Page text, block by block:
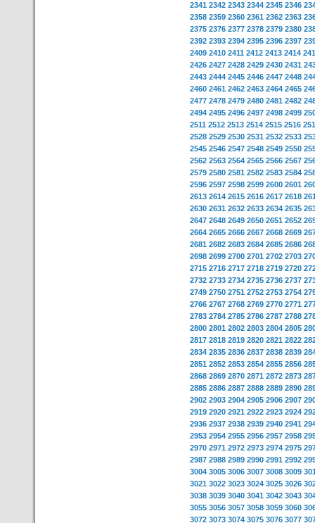
2341 2342 2343 2344 2345 2346
2358 2359 2360 2361 2362 2363
2375 2376 2377 2378 2379 2380
2392 2393 2394 2395 2396 2397
2409 2410 2411 2412 2413 2414
2426 2427 2428 2429 2430 2431
2443 2444 2445 2446 2447 2448
2460 2461 2462 2463 2464 2465
2477 2478 2479 2480 2481 2482
2494 2495 2496 2497 2498 2499
2511 2512 2513 2514 2515 2516
2528 2529 2530 2531 2532 2533
2545 2546 2547 2548 2549 2550
2562 2563 2564 2565 2566 2567
2579 2580 2581 2582 2583 2584
2596 2597 2598 2599 2600 2601
2613 2614 2615 2616 2617 2618
2630 2631 2632 2633 2634 2635
2647 2648 2649 2650 2651 2652
2664 2665 2666 2667 2668 2669
2681 2682 2683 2684 2685 2686
2698 2699 2700 2701 2702 2703
2715 2716 2717 2718 2719 2720
2732 2733 2734 2735 2736 2737
2749 2750 2751 2752 2753 2754
2766 2767 2768 2769 2770 2771
2783 2784 2785 2786 2787 2788
2800 2801 2802 2803 2804 2805
2817 2818 2819 2820 2821 2822
2834 2835 2836 2837 2838 2839
2851 2852 2853 2854 2855 2856
2868 2869 2870 2871 2872 2873
2885 2886 2887 2888 2889 2890
2902 2903 2904 2905 2906 2907
2919 2920 2921 2922 2923 2924
2936 2937 2938 2939 2940 2941
2953 2954 2955 2956 2957 2958
2970 2971 2972 2973 2974 2975
2987 2988 2989 2990 2991 2992
3004 3005 3006 3007 3008 3009
3021 3022 3023 3024 3025 3026
3038 3039 3040 3041 3042 3043
3055 3056 3057 3058 3059 3060
3072 3073 3074 3075 3076 3077